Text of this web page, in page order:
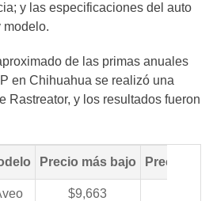
y las especificaciones del auto
modelo.
de las primas anuales
en Chihuahua se realizó una
Rastreator, y los resultados fueron
Precio más bajo Precio
$9,663